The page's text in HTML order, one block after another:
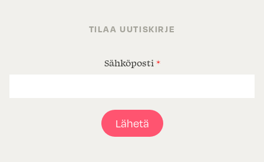
TILAA UUTISKIRJE
Sähköposti *
Lähetä